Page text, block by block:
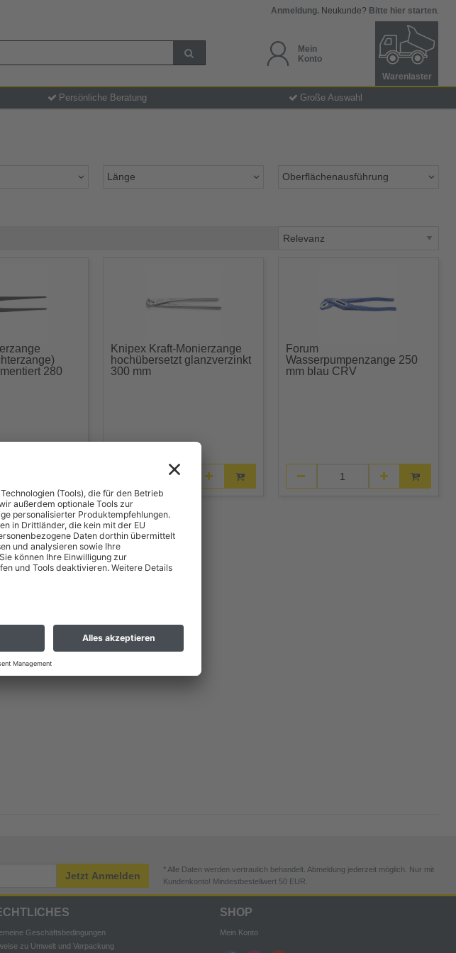
Anmeldung.Neukunde? Bitte hier starten.
Mein
Konto
Warenlaster
Persönliche Beratung Große Auswahl
Länge Oberflächenausführung
280
Knipex Kraft-Monierzange
hochübersetzt glanzverzinkt
300 mm
Forum
Wasserpumpenzange 250
mm blau CRV
Jetzt Anmelden
* Alle Daten werden vertraulich behandelt. Abmeldung jederzeit möglich. Nur mit
Kundenkonto! Mindestbestellwert 50 EUR.
Geschäftsbedingungen
zu Umwelt und Verpackung
SHOP
Mein Konto